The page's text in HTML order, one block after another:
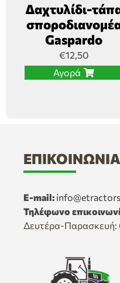
Δαχτυλίδι-
Gaspardo
€12,50
Αγορά
ΕΠΙΚΟΙΝΩΝΊΑ
E-mail:
Τηλέφωνο
Δευτέρα-